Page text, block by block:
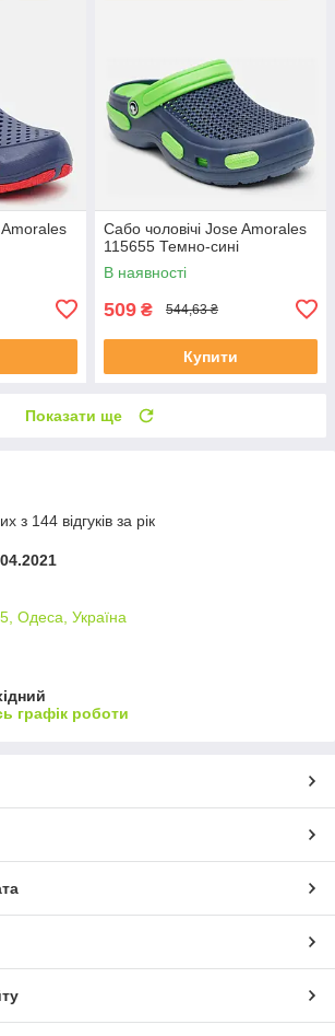
Amorales
Сабо чоловічі Jose Amorales
115655 Темно-сині
В наявності
509 ₴ 544,63 ₴
Купити
Показати ще
з 144 відгуків за рік
Одеса, Україна
графік роботи